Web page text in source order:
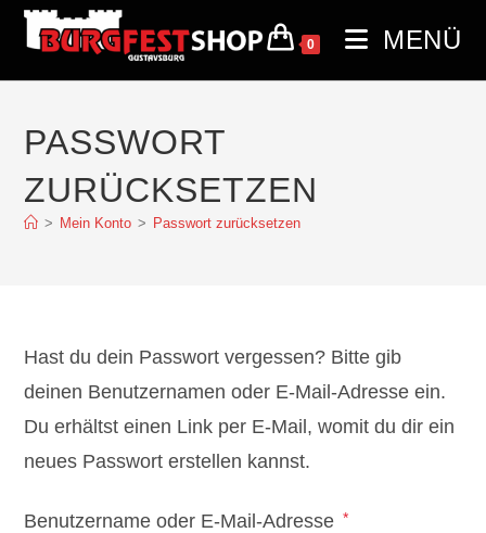
0 MENÜ
PASSWORT
ZURÜCKSETZEN
> Mein Konto > Passwort zurücksetzen
Hast du dein Passwort vergessen? Bitte gib
deinen Benutzernamen oder E-Mail-Adresse ein.
Du erhältst einen Link per E-Mail, womit du dir ein
neues Passwort erstellen kannst.
Benutzername oder E-Mail-Adresse *